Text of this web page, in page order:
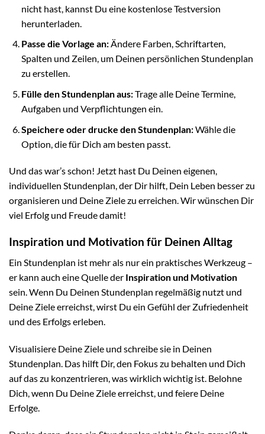
nicht hast, kannst Du eine kostenlose Testversion
herunterladen.
Passe die Vorlage an:Ändere Farben, Schriftarten,
Spalten und Zeilen, um Deinen persönlichen Stundenplan
zu erstellen.
Fülle den Stundenplan aus:Trage alle Deine Termine,
Aufgaben und Verpflichtungen ein.
Speichere oder drucke den Stundenplan:Wähle die
Option, die für Dich am besten passt.
Und das war’s schon! Jetzt hast Du Deinen eigenen,
individuellen Stundenplan, der Dir hilft, Dein Leben besser zu
organisieren und Deine Ziele zu erreichen. Wir wünschen Dir
viel Erfolg und Freude damit!
Inspiration und Motivation für Deinen Alltag
Ein Stundenplan ist mehr als nur ein praktisches Werkzeug –
er kann auch eine Quelle der Inspiration und Motivation
sein. Wenn Du Deinen Stundenplan regelmäßig nutzt und
Deine Ziele erreichst, wirst Du ein Gefühl der Zufriedenheit
und des Erfolgs erleben.
Visualisiere Deine Ziele und schreibe sie in Deinen
Stundenplan. Das hilft Dir, den Fokus zu behalten und Dich
auf das zu konzentrieren, was wirklich wichtig ist. Belohne
Dich, wenn Du Deine Ziele erreichst, und feiere Deine
Erfolge.